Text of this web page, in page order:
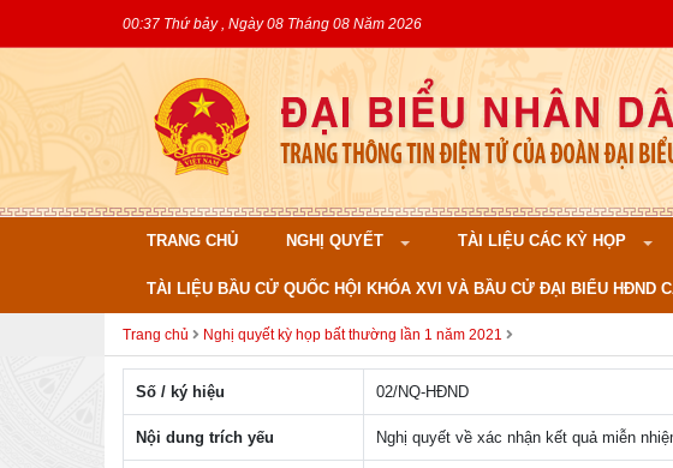
00:37 Thứ bảy , Ngày 08 Tháng 08 Năm 2026
TRANG CHỦ NGHỊ QUYẾT TÀI LIỆU CÁC KỲ HỌP
TÀI LIỆU BẦU CỬ QUỐC HỘI KHÓA XVI VÀ BẦU CỬ ĐẠI BIỂU HĐND
Trang chủ Nghị quyết kỳ họp bất thường lần 1 năm 2021
Số / ký hiệu 02/NQ-HÐND
Nội dung trích yếu Nghị quyết về xác nhận kết quả miễn